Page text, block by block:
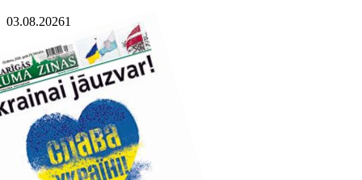
03.08.20261